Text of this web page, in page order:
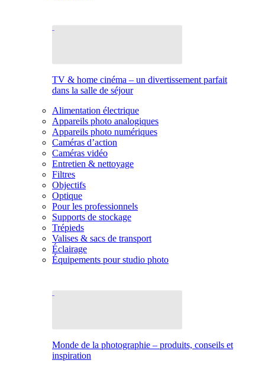
TV & home cinéma – un divertissement parfait
dans la salle de séjour
Alimentation électrique
Appareils photo analogiques
Appareils photo numériques
Caméras d’action
Caméras vidéo
Entretien & nettoyage
Filtres
Objectifs
Optique
Pour les professionnels
Supports de stockage
Trépieds
Valises & sacs de transport
Éclairage
Équipements pour studio photo
Monde de la photographie – produits, conseils et
inspiration